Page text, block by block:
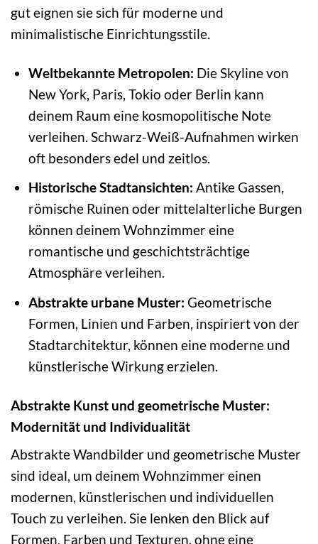
gut eignen sie sich für moderne und
minimalistische Einrichtungsstile.
Weltbekannte Metropolen: Die Skyline von
New York, Paris, Tokio oder Berlin kann
deinem Raum eine kosmopolitische Note
verleihen. Schwarz-Weiß-Aufnahmen wirken
oft besonders edel und zeitlos.
Historische Stadtansichten: Antike Gassen,
römische Ruinen oder mittelalterliche Burgen
können deinem Wohnzimmer eine
romantische und geschichtsträchtige
Atmosphäre verleihen.
Abstrakte urbane Muster: Geometrische
Formen, Linien und Farben, inspiriert von der
Stadtarchitektur, können eine moderne und
künstlerische Wirkung erzielen.
Abstrakte Kunst und geometrische Muster:
Modernität und Individualität
Abstrakte Wandbilder und geometrische Muster
sind ideal, um deinem Wohnzimmer einen
modernen, künstlerischen und individuellen
Touch zu verleihen. Sie lenken den Blick auf
Formen, Farben und Texturen, ohne eine